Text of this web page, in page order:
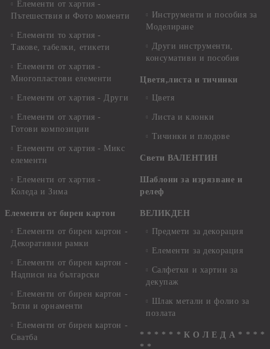
Елементи от хартия -
Пътешествия и Фото моменти
Елементи то хартия -
Такове, табелки, етикети
Елементи от хартия -
Многопластови елементи
Елементи от хартия - Други
Елементи от хартия -
Готови композиции
Елементи от хартия - Микс
елементи
Елементи от хартия -
Коледа и Зима
Елементи от бирен картон
Елементи от бирен картон -
Декоративни рамки
Елементи от бирен картон -
Надписи на български
Елементи от бирен картон -
Ъгли и орнаменти
Елементи от бирен картон -
Сватба
Инструменти и пособия за
Моделиране
Други инструменти,
консумативи и пособия
Цветя,листа и тичинки
Цветя
Листа и клонки
Тичинки и плодове
Свети ВАЛЕНТИН
Шаблони за изрязване и
релеф
ВЕЛИКДЕН
Предмети за декорация
Елементи за декорация
Салфетки и хартии за
декупаж
Шлак метали и фолио за
позлата
* * * * * * К О Л Е Д А * * * *
* *